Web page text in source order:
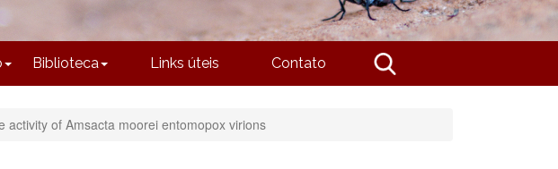
Biblioteca Links úteis Contato
activity of Amsacta moorei entomopox virions